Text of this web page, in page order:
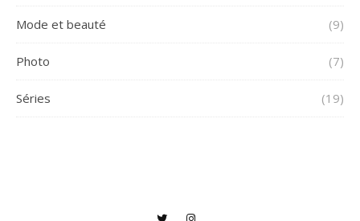
Mode et beauté (9)
Photo (7)
Séries (19)